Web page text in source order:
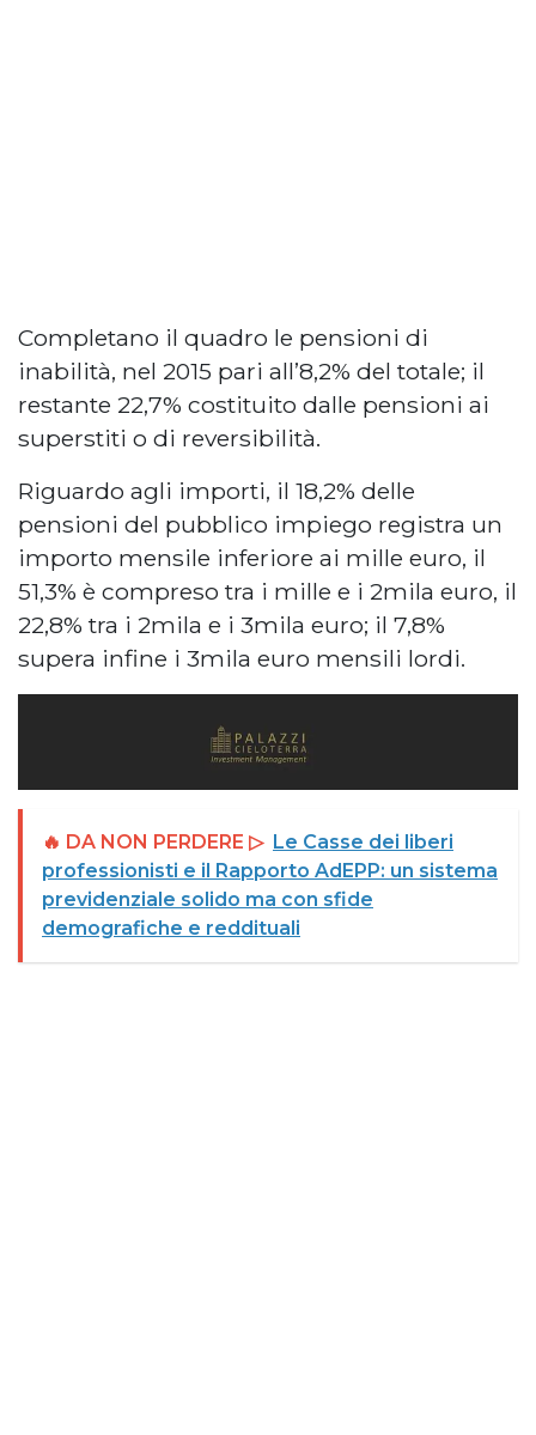
Completano il quadro le pensioni di
inabilità, nel 2015 pari all’8,2% del totale; il
restante 22,7% costituito dalle pensioni ai
superstiti o di reversibilità.
Riguardo agli importi, il 18,2% delle
pensioni del pubblico impiego registra un
importo mensile inferiore ai mille euro, il
51,3% è compreso tra i mille e i 2mila euro, il
22,8% tra i 2mila e i 3mila euro; il 7,8%
supera infine i 3mila euro mensili lordi.
🔥 DA NON PERDERE ▷ Le Casse dei liberi
professionisti e il Rapporto AdEPP: un sistema
previdenziale solido ma con sfide
demografiche e reddituali